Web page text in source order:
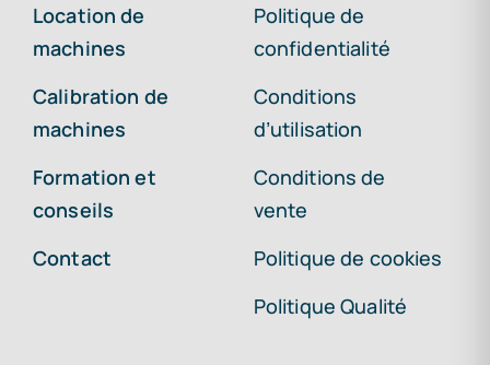
Location de
machines
Calibration de
machines
Formation et
conseils
Contact
Politique de
confidentialité
Conditions
d’utilisation
Conditions de
vente
Politique de cookies
Politique Qualité